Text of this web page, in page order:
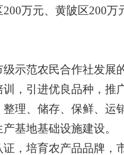
200万元、黄陂区200
示范农民合作社发展
训，引进优良品种，推
整理、储存、保鲜、运
基地基础设施建设。
证，培育农产品品牌